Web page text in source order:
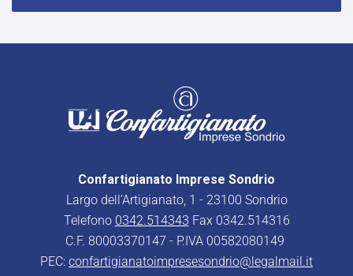
Confartigianato Imprese Sondrio
Largo dell’Artigianato, 1 - 23100 Sondrio
Telefono 0342.514343 Fax 0342.514316
C.F. 80003370147 - P.IVA 00582080149
PEC: confartigianatoimpresesondrio@legalmail.it